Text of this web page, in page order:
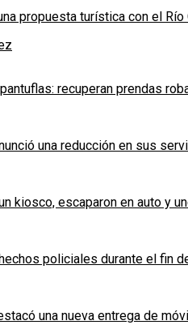
propuesta turística con el
recuperan prendas
una reducción en sus
kiosco, escaparon en auto y
policiales durante el fin
una nueva entrega de